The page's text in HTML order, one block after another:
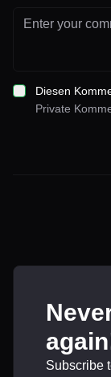
Diesen
Private
Subscribe